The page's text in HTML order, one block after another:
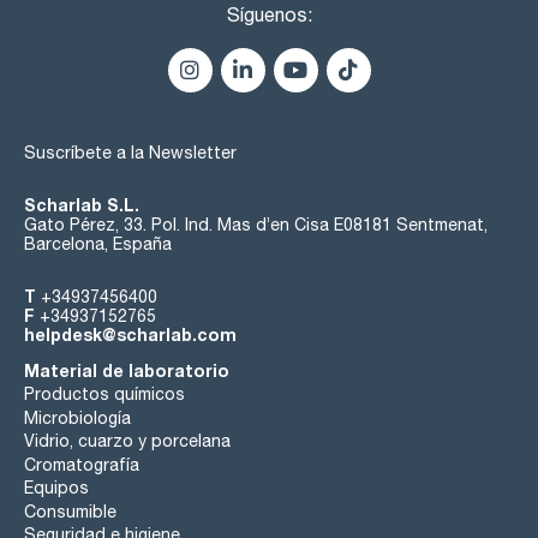
Síguenos:
Suscríbete a la Newsletter
Scharlab S.L.
Gato Pérez, 33. Pol. Ind. Mas d’en Cisa E08181 Sentmenat,
Barcelona, España
T +34937456400
F +34937152765
helpdesk@scharlab.com
Material de laboratorio
Productos químicos
Microbiología
Vidrio, cuarzo y porcelana
Cromatografía
Equipos
Consumible